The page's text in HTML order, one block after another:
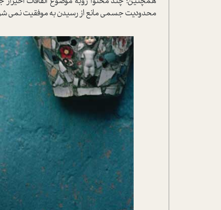
محدودیت جسمی مانع از رسیدن به موفقیت نمی